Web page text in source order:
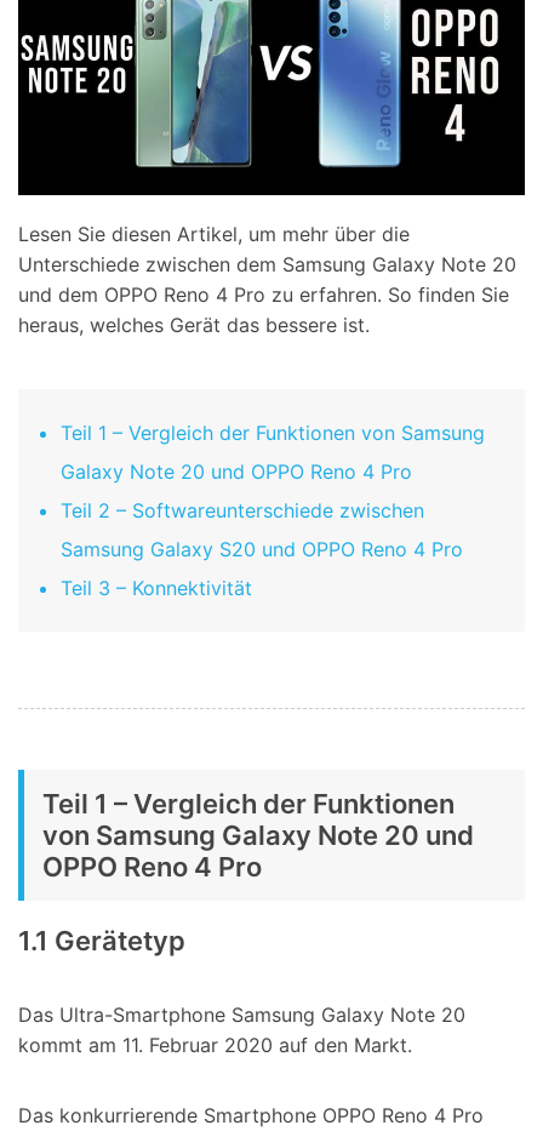
Lesen Sie diesen Artikel, um mehr über die
Unterschiede zwischen dem Samsung Galaxy Note 20
und dem OPPO Reno 4 Pro zu erfahren. So finden Sie
heraus, welches Gerät das bessere ist.
Teil 1 – Vergleich der Funktionen von Samsung
Galaxy Note 20 und OPPO Reno 4 Pro
Teil 2 – Softwareunterschiede zwischen
Samsung Galaxy S20 und OPPO Reno 4 Pro
Teil 3 – Konnektivität
Teil 1 – Vergleich der Funktionen
von Samsung Galaxy Note 20 und
OPPO Reno 4 Pro
1.1 Gerätetyp
Das Ultra-Smartphone Samsung Galaxy Note 20
kommt am 11. Februar 2020 auf den Markt.
Das konkurrierende Smartphone OPPO Reno 4 Pro